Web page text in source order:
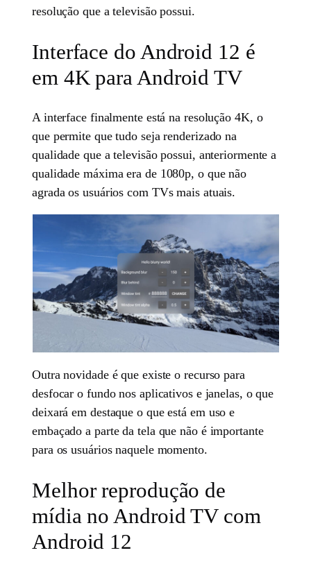
resolução que a televisão possui.
Interface do Android 12 é
em 4K para Android TV
A interface finalmente está na resolução 4K, o
que permite que tudo seja renderizado na
qualidade que a televisão possui, anteriormente a
qualidade máxima era de 1080p, o que não
agrada os usuários com TVs mais atuais.
Outra novidade é que existe o recurso para
desfocar o fundo nos aplicativos e janelas, o que
deixará em destaque o que está em uso e
embaçado a parte da tela que não é importante
para os usuários naquele momento.
Melhor reprodução de
mídia no Android TV com
Android 12